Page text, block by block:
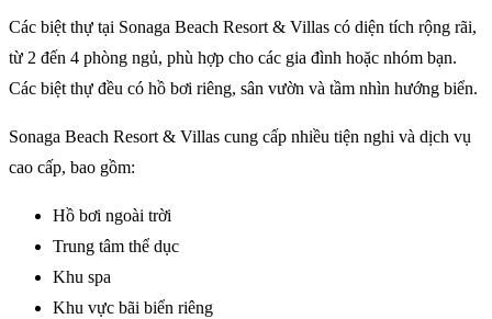
Các biệt thự tại Sonaga Beach Resort & Villas có diện tích rộng rãi,
từ 2 đến 4 phòng ngủ, phù hợp cho các gia đình hoặc nhóm bạn.
Các biệt thự đều có hồ bơi riêng, sân vườn và tầm nhìn hướng biển.
Sonaga Beach Resort & Villas cung cấp nhiều tiện nghi và dịch vụ
cao cấp, bao gồm:
Hồ bơi ngoài trời
Trung tâm thể dục
Khu spa
Khu vực bãi biển riêng